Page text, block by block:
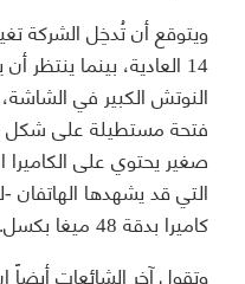
ويتوقع أن تُدخِل الشركة
14 العادية، بينما ينتظر
النوتش الكبير في
فتحة مستطيلة على شكل
صغير يحتوي على الكاميرا
التي قد يشهدها
كاميرا بدقة 48 ميغا بكسل.